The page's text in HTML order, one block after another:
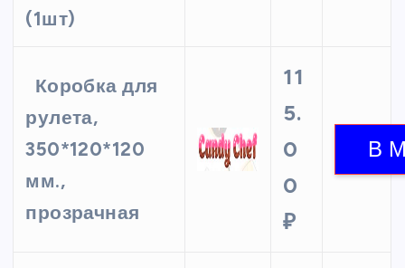
(1шт)
Коробка для
рулета,
350*120*120
мм.,
прозрачная
11
5.
0
0
₽